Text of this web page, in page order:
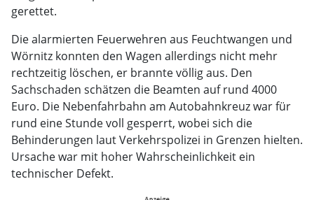
gerettet.
Die alarmierten Feuerwehren aus Feuchtwangen und
Wörnitz konnten den Wagen allerdings nicht mehr
rechtzeitig löschen, er brannte völlig aus. Den
Sachschaden schätzen die Beamten auf rund 4000
Euro. Die Nebenfahrbahn am Autobahnkreuz war für
rund eine Stunde voll gesperrt, wobei sich die
Behinderungen laut Verkehrspolizei in Grenzen hielten.
Ursache war mit hoher Wahrscheinlichkeit ein
technischer Defekt.